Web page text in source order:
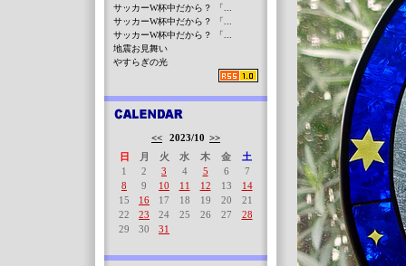
サッカーW杯中だから？ 「...
サッカーW杯中だから？ 「...
サッカーW杯中だから？ 「...
地震お見舞い
やすらぎの光
<< 2023/10 >>
日
月 火 水 木 金
土
1
2 3 4 5 6
7
8
9 10 11 12 13
14
15
16 17 18 19 20
21
22
23 24 25 26 27
28
29
30 31